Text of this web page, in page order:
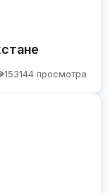
153144 просмотра